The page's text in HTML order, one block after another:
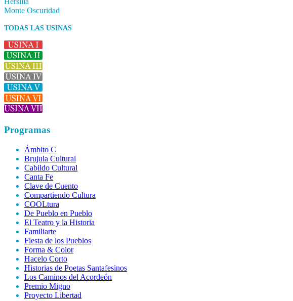
Monte Oscuridad
TODAS LAS USINAS
Programas
Ámbito C
Brujula Cultural
Cabildo Cultural
Canta Fe
Clave de Cuento
Compartiendo Cultura
COOLtura
De Pueblo en Pueblo
El Teatro y la Historia
Familiarte
Fiesta de los Pueblos
Forma & Color
Hacelo Corto
Historias de Poetas Santafesinos
Los Caminos del Acordeón
Premio Migno
Proyecto Libertad